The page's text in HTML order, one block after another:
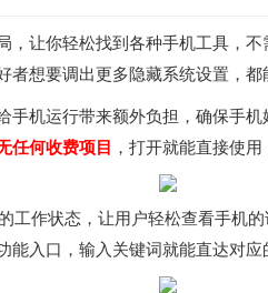
让你轻松找到各种手机工具，
者想要调出更多隐藏系统设置，都
机运行带来额外负担，确保手
任何收费项目 ，打开就能直接使
工作状态，让用户轻松查看手机
入口，输入关键词就能直达对应